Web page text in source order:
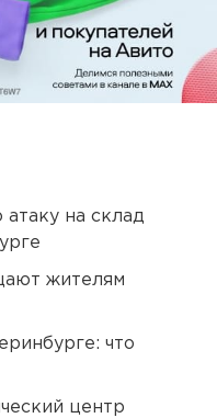
на склад
жителям
что
центр